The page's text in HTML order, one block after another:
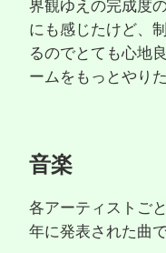
界観ゆえの完成度
にも感じたけど、
るのでとても心地
ームをもっとやりた
音楽
各アーティストご
年に発表された曲で